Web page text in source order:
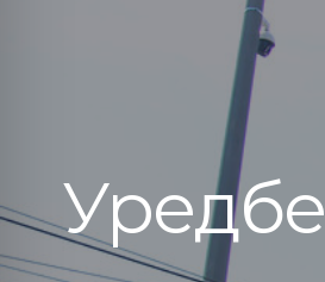
Уредбе